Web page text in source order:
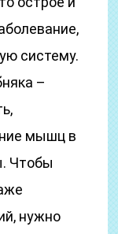
систему.
–
мышц в
Чтобы
нужно